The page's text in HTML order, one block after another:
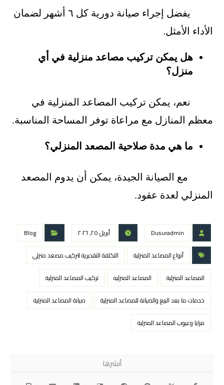
يفضل إجراء صيانة دورية كل ٦ أشهر لضمان
الأداء الأمثل.
هل يمكن تركيب مصاعد منزلية في أي
منزل؟
نعم، يمكن تركيب المصاعد المنزلية في
معظم المنازل مع مراعاة توفر المساحة المناسبة.
ما هي مدة صلاحية المصعد المنزلي؟
مع الصيانة الجيدة، يمكن أن يدوم المصعد
المنزلي لعدة عقود.
Dusuradmin أبريل ٢٥, ٢٠٢٦
Blog
أنواع المصاعد المنزلية
التكلفة التقديرية لتركيب مصعد منزلي
المصاعد المنزلية
المصاعد المنزليه
تركيب المصاعد المنزلية
خدمات ما بعد البيع والصيانة للمصاعد المنزلية
صيانة المصاعد المنزلية
مزايا وعيوب المصاعد المنزلية